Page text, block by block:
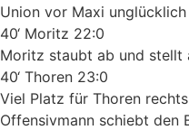
Union vor Maxi unglücklich
40‘ Moritz 22:0
Moritz staubt ab und stellt
40‘ Thoren 23:0
Viel Platz für Thoren
Offensivmann schiebt den